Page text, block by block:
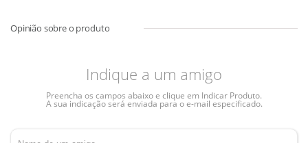
Indique a um amigo
Preencha os campos abaixo e clique em Indicar Produto.
A sua indicação será enviada para o e-mail especificado.